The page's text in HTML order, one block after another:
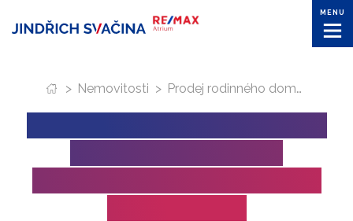
MENU
> Nemovitosti > Prodej rodinného domu ve Štěpánovicích s krásnou prostornou zaharadou